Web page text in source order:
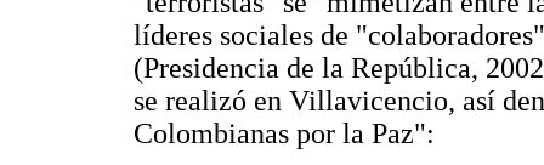
líderes sociales de
(Presidencia de la República,
se realizó en Villavicencio, así
Colombianas por la Paz":